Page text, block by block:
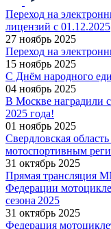
Переход на
лицензий с 01.12.2025
27 ноябрь 2025
Переход на
15 ноябрь 2025
С Днём народного
04 ноябрь 2025
В Москве наградили
2025 года!
01 ноябрь 2025
Свердловская
мотоспортивным
31 октябрь 2025
Прямая трансляция
Федерации
сезона 2025
31 октябрь 2025
Федерация